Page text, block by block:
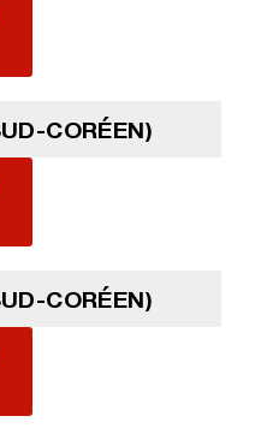
CORÉEN)
CORÉEN)